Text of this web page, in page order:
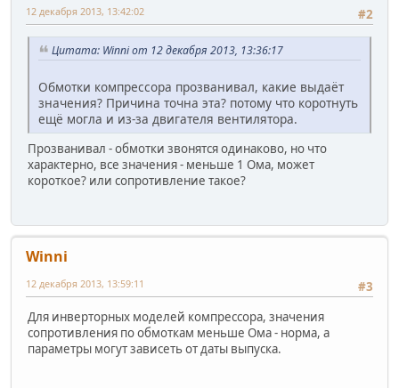
#2
12 декабря 2013, 13:42:02
Цитата: Winni от 12 декабря 2013, 13:36:17
Обмотки компрессора прозванивал, какие выдаёт
значения? Причина точна эта? потому что коротнуть
ещё могла и из-за двигателя вентилятора.
Прозванивал - обмотки звонятся одинаково, но что
характерно, все значения - меньше 1 Ома, может
короткое? или сопротивление такое?
Winni
#3
12 декабря 2013, 13:59:11
Для инверторных моделей компрессора, значения
сопротивления по обмоткам меньше Ома - норма, а
параметры могут зависеть от даты выпуска.